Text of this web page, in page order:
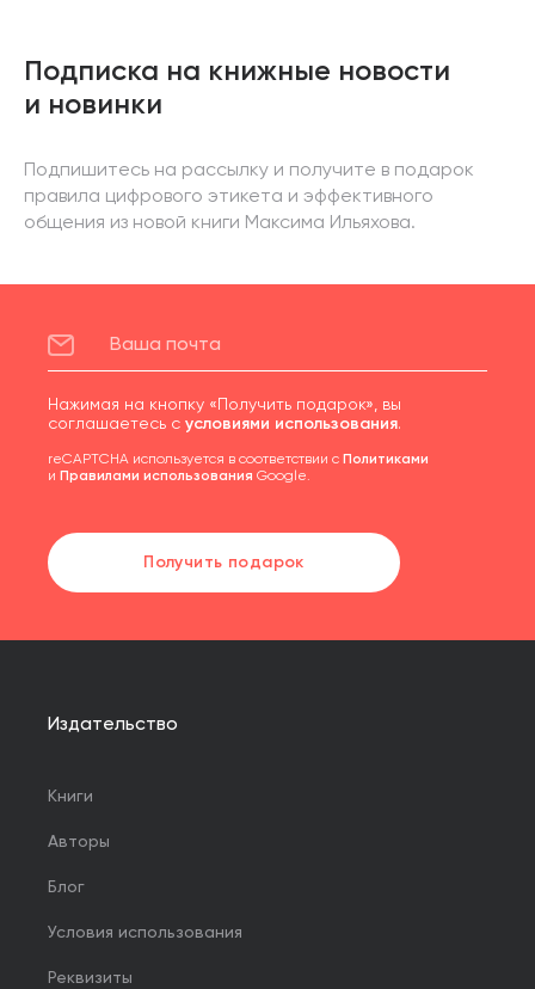
Подписка на книжные новости
и новинки
Подпишитесь на рассылку и получите в подарок
правила цифрового этикета и эффективного
общения из новой книги Максима Ильяхова.
Нажимая на кнопку «Получить подарок», вы
соглашаетесь с условиями использования.
reCAPTCHA используется в соответствии с Политиками
и Правилами использования Google.
Получить подарок
Издательство
Книги
Авторы
Блог
Условия использования
Реквизиты